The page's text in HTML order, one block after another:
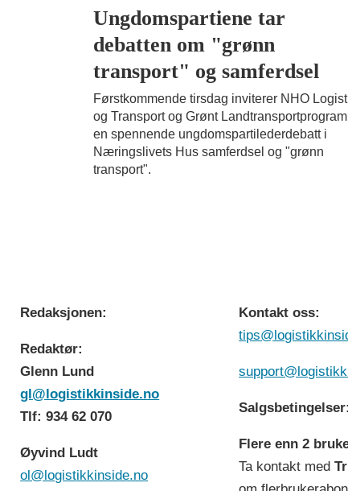
Ungdomspartiene tar
debatten om "grønn
transport" og samferdsel
Førstkommende tirsdag inviterer NHO
og Transport og Grønt Landtransportprogram
en spennende ungdomspartilederdebatt i
Næringslivets Hus samferdsel og "grønn
transport".
Redaksjonen:
Redaktør:
Glenn Lund
gl@logistikkinside.no
Tlf: 934 62 070
Øyvind Ludt
ol@logistikkinside.no
Kontakt oss:
Salgsbetingelser:
Flere enn 2
Ta kontakt med